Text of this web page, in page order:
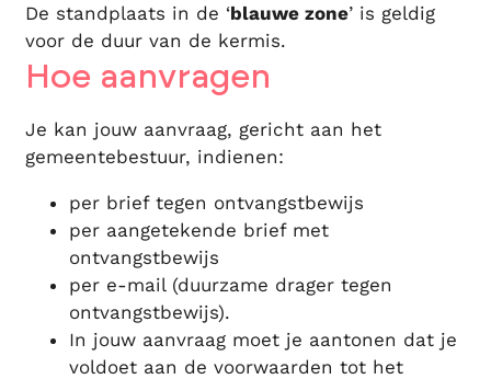
De standplaats in de ‘blauwe zone’ is geldig
voor de duur van de kermis.
Hoe aanvragen
Je kan jouw aanvraag, gericht aan het
gemeentebestuur, indienen:
per brief tegen ontvangstbewijs
per aangetekende brief met
ontvangstbewijs
per e-mail (duurzame drager tegen
ontvangstbewijs).
In jouw aanvraag moet je aantonen dat je
voldoet aan de voorwaarden tot het